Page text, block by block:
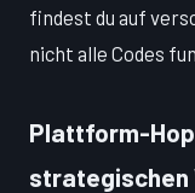
findest du auf
nicht alle Codes
Plattform-
strategischen